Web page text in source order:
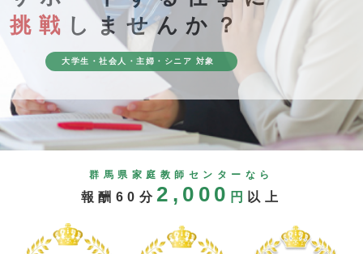
挑戦 しませんか？
群馬県家庭教師センターなら
報酬60分 2,000 円 以上
大学生・社会人・主婦・シニア 対象